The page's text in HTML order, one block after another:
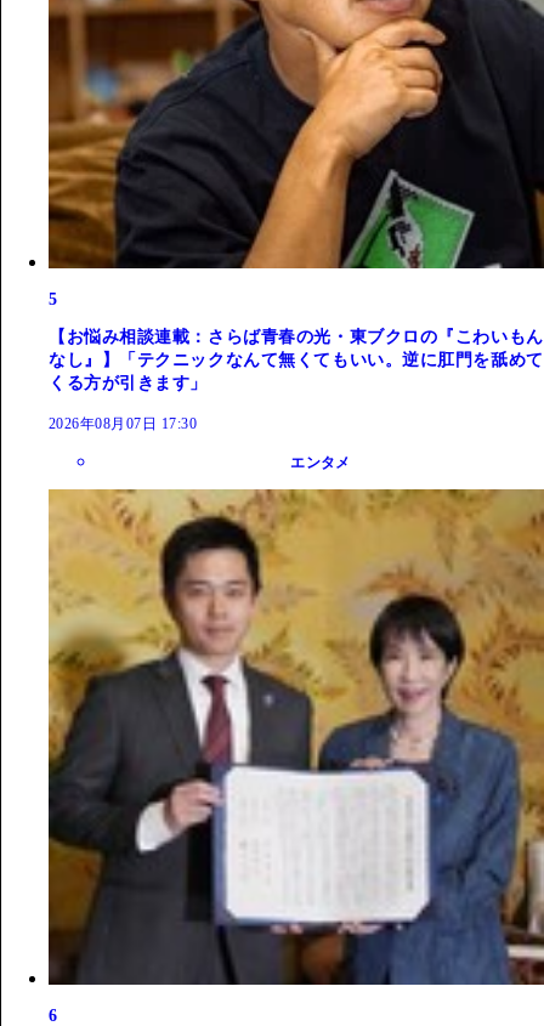
5
【お悩み相談連載：さらば青春の光・東ブクロの『こわいもん
なし』】「テクニックなんて無くてもいい。逆に肛門を舐めて
くる方が引きます」
2026年08月07日 17:30
エンタメ
6